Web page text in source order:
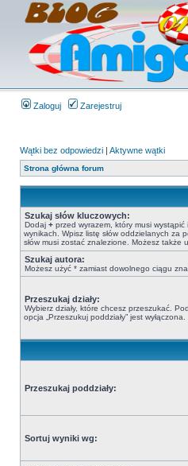
Zaloguj Zarejestruj
Wątki bez odpowiedzi | Aktywne wątki
Strona główna forum
Szukaj słów kluczowych:
Dodaj + przed wyrazem, który musi wystąpić i
wynikach. Wpisz listę słów oddzielanych za
słów musi zostać znalezione. Możesz także
Szukaj autora:
Możesz użyć * zamiast dowolnego ciągu
Przeszukaj działy:
Wybierz działy, które chcesz przeszukać.
opcja „Przeszukuj poddziały” jest wyłączona.
Przeszukaj poddziały:
Sortuj wyniki wg: